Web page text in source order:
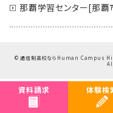
那覇学習センター[那覇
©通信制高校ならHuman Campus
資料請求 体験検